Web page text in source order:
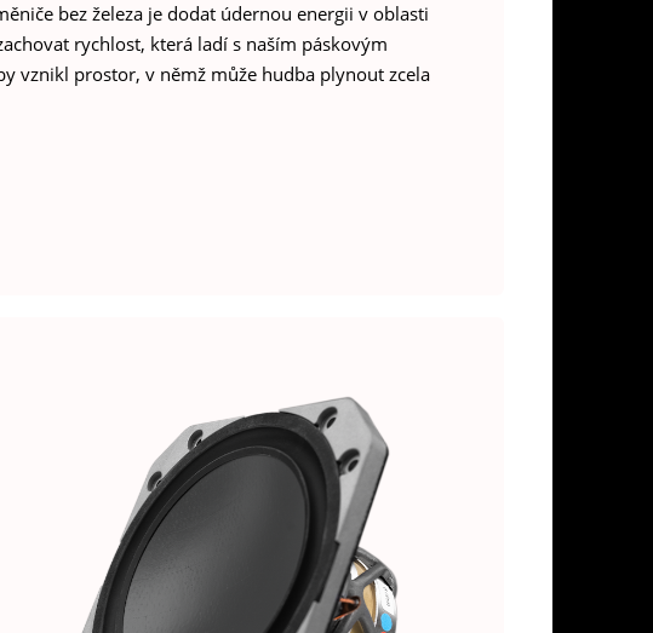
bez železa je dodat údernou energii v oblasti
rychlost, která ladí s naším páskovým
vznikl prostor, v němž může hudba plynout zcela